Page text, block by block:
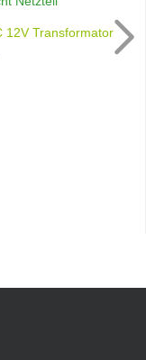
12V Transformator